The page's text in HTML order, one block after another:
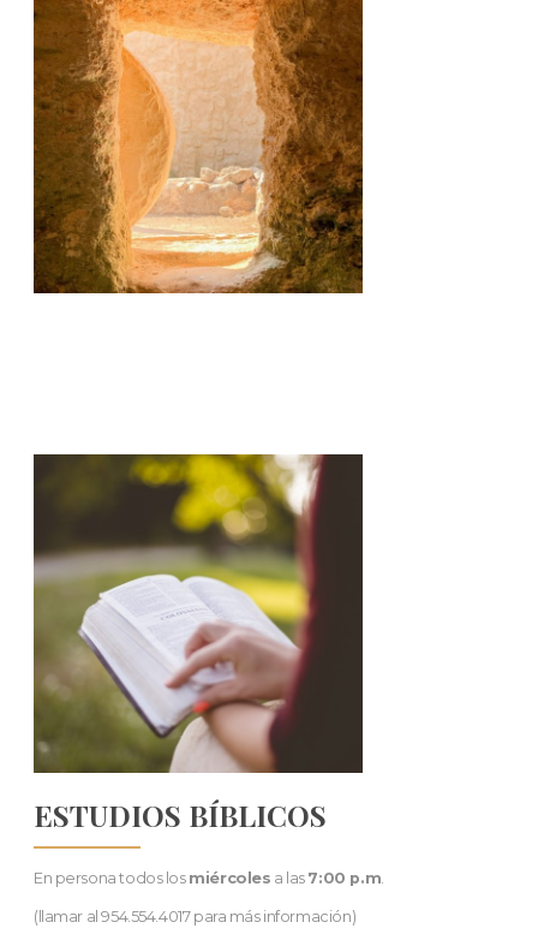
ESTUDIOS BÍBLICOS
En persona todos los miércoles a las 7:00 p.m.
(llamar al 954.554.4017 para más información)